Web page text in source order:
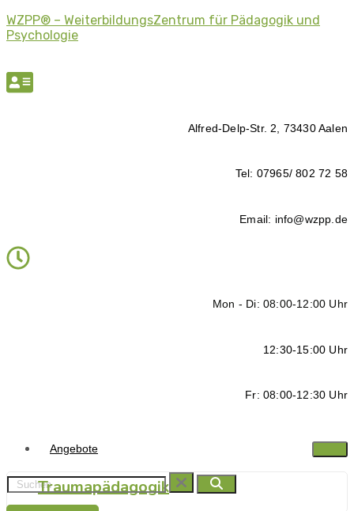
WZPP® – WeiterbildungsZentrum für Pädagogik und
Psychologie
Alfred-Delp-Str. 2, 73430 Aalen
Tel: 07965/ 802 72 58
Email: info@wzpp.de
Mon - Di: 08:00-12:00 Uhr
12:30-15:00 Uhr
Fr: 08:00-12:30 Uhr
Angebote
Traumapädagogik